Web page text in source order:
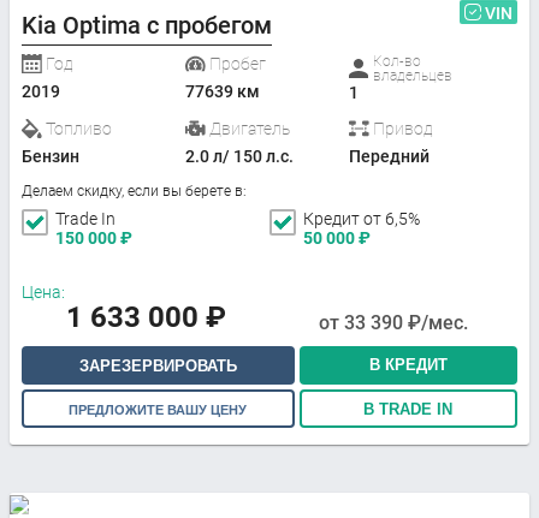
Kia Optima с пробегом VIN
Год
2019
Пробег
77639 км
Кол-во
владельцев
1
Топливо
Бензин
Двигатель
2.0 л/ 150 л.с.
Привод
Передний
Делаем скидку, если вы берете в:
Trade In
150 000₽
Кредит от 6,5%
50 000₽
Цена:
1 633 000 ₽ от 33 390 ₽/мес.
ЗАРЕЗЕРВИРОВАТЬ В КРЕДИТ
ПРЕДЛОЖИТЕ ВАШУ ЦЕНУ В TRADE IN